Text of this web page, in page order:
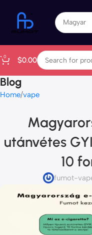
0 $0.00
Blog
Home vape
utánvétes
10
fumot-